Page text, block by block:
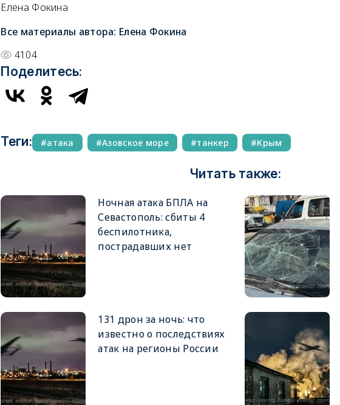
Елена Фокина
Все материалы автора: Елена Фокина
4104
Поделитесь:
Теги: атака Азовское море танкер Крым
Читать также:
Ночная атака БПЛА на
Севастополь: сбиты 4
беспилотника,
пострадавших нет
131 дрон за ночь: что
известно о последствиях
атак на регионы России